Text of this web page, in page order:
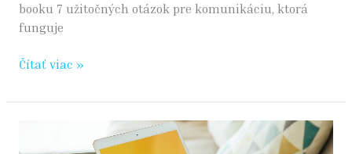
booku 7 užitočných otázok pre komunikáciu, ktorá
funguje
Čítať viac »